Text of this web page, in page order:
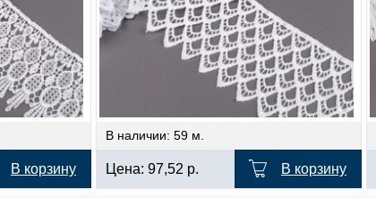
В корзину
В наличии: 59 м.
Цена: 97,52 р. В корзину